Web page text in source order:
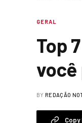
GERAL
Top
você
BY REDAÇÃO
Copy